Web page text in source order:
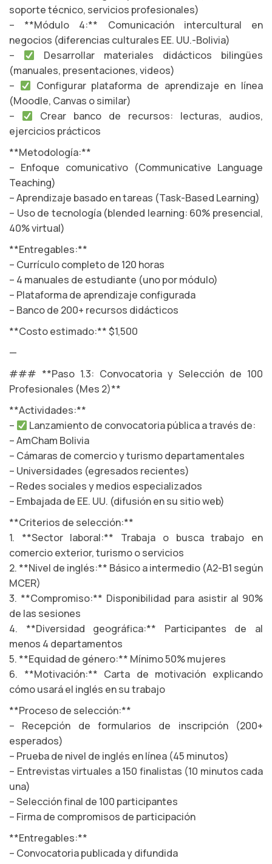
soporte técnico, servicios profesionales)
– **Módulo 4:** Comunicación intercultural en
negocios (diferencias culturales EE. UU.-Bolivia)
–
Desarrollar materiales didácticos bilingües
(manuales, presentaciones, videos)
–
Configurar plataforma de aprendizaje en línea
(Moodle, Canvas o similar)
–
Crear banco de recursos: lecturas, audios,
ejercicios prácticos
**Metodología:**
– Enfoque comunicativo (Communicative Language
Teaching)
– Aprendizaje basado en tareas (Task-Based Learning)
– Uso de tecnología (blended learning: 60% presencial,
40% virtual)
**Entregables:**
– Currículo completo de 120 horas
– 4 manuales de estudiante (uno por módulo)
– Plataforma de aprendizaje configurada
– Banco de 200+ recursos didácticos
**Costo estimado:** $1,500
—
### **Paso 1.3: Convocatoria y Selección de 100
Profesionales (Mes 2)**
**Actividades:**
–
Lanzamiento de convocatoria pública a través de:
– AmCham Bolivia
– Cámaras de comercio y turismo departamentales
– Universidades (egresados recientes)
– Redes sociales y medios especializados
– Embajada de EE. UU. (difusión en su sitio web)
**Criterios de selección:**
1. **Sector laboral:** Trabaja o busca trabajo en
comercio exterior, turismo o servicios
2. **Nivel de inglés:** Básico a intermedio (A2-B1 según
MCER)
3. **Compromiso:** Disponibilidad para asistir al 90%
de las sesiones
4. **Diversidad geográfica:** Participantes de al
menos 4 departamentos
5. **Equidad de género:** Mínimo 50% mujeres
6. **Motivación:** Carta de motivación explicando
cómo usará el inglés en su trabajo
**Proceso de selección:**
– Recepción de formularios de inscripción (200+
esperados)
– Prueba de nivel de inglés en línea (45 minutos)
– Entrevistas virtuales a 150 finalistas (10 minutos cada
una)
– Selección final de 100 participantes
– Firma de compromisos de participación
**Entregables:**
– Convocatoria publicada y difundida